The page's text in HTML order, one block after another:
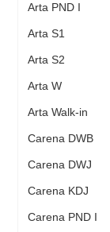
Arta PND I
Arta S1
Arta S2
Arta W
Arta Walk-in
Carena DWB
Carena DWJ
Carena KDJ
Carena PND I